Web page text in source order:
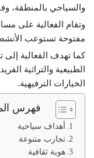
والسياحي بالمنطقة،
وتقام الفعالية على
مفتوحة تستوعب
كما تهدف الفعالية إلى
الطبيعية والتراثية
الخيارات الترفيهية.
فهرس
أهداف سياحية
تجارب متنوعة
هوية ثقافية